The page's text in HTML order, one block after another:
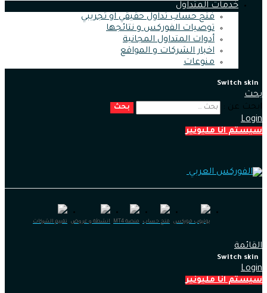
خدمات المتداول
فتح حساب تداول حقيقي او تجريبي
توصيات الفوركس و نتائجها
أدوات المتداول المجانية
اخبار الشركات و المواقع
منوعات
Switch skin
بحث
ابحث عن :
بحث
Login
سيستم انا مليونير
يوتيوب فوركس فتح حساب منصة MT4 انشطة و عروض تقييم الشركات
القائمة
Switch skin
Login
سيستم انا مليونير